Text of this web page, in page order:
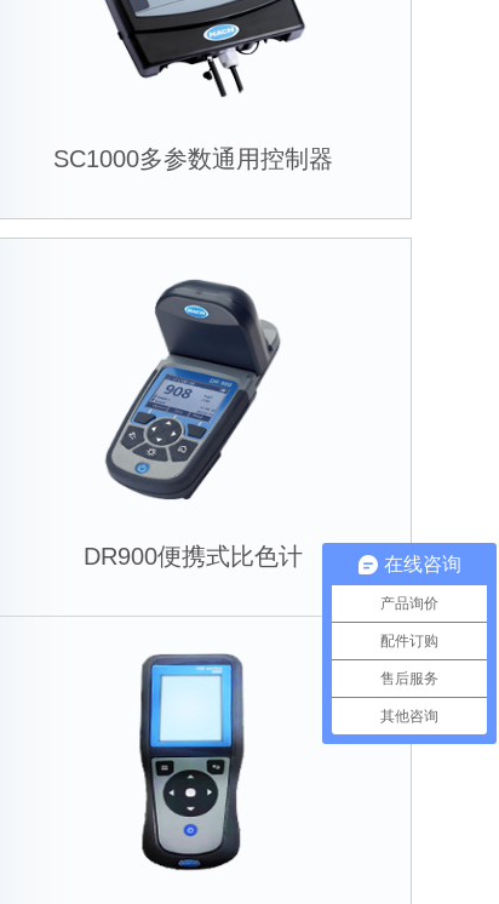
SC1000多参数通用控制器
DR900便携式比色计 在线咨询
产品询价
配件订购
售后服务
其他咨询